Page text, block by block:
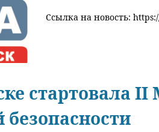
Ссылка на новость:
стартовала